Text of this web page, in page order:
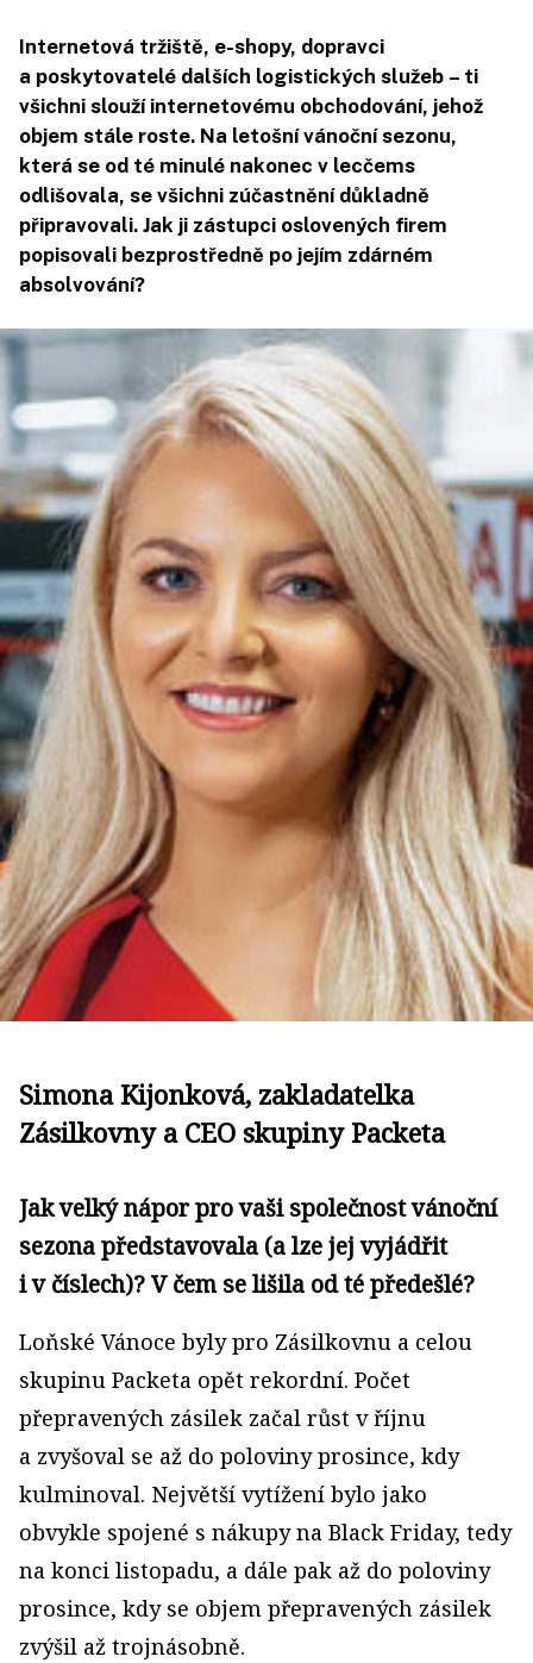
Internetová tržiště, e-shopy, dopravci
a poskytovatelé dalších logistických služeb – ti
všichni slouží internetovému obchodování, jehož
objem stále roste. Na letošní vánoční sezonu,
která se od té minulé nakonec v lecčems
odlišovala, se všichni zúčastnění důkladně
připravovali. Jak ji zástupci oslovených firem
popisovali bezprostředně po jejím zdárném
absolvování?
Simona Kijonková, zakladatelka
Zásilkovny a CEO skupiny Packeta
Jak velký nápor pro vaši společnost vánoční
sezona představovala (a lze jej vyjádřit
i v číslech)? V čem se lišila od té předešlé?
Loňské Vánoce byly pro Zásilkovnu a celou
skupinu Packeta opět rekordní. Počet
přepravených zásilek začal růst v říjnu
a zvyšoval se až do poloviny prosince, kdy
kulminoval. Největší vytížení bylo jako
obvykle spojené s nákupy na Black Friday, tedy
na konci listopadu, a dále pak až do poloviny
prosince, kdy se objem přepravených zásilek
zvýšil až trojnásobně.